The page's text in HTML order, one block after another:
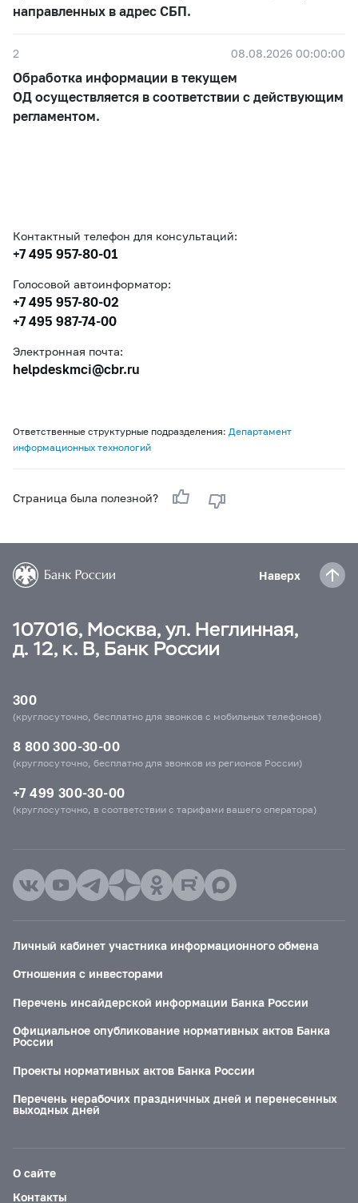
направленных в адрес СБП.
2 08.08.2026 00:00:00
Обработка информации в текущем
ОД осуществляется в соответствии с действующим
регламентом.
Контактный телефон для консультаций:
+7 495 957-80-01
Голосовой автоинформатор:
+7 495 957-80-02
+7 495 987-74-00
Электронная почта:
helpdeskmci@cbr.ru
Ответственные структурные подразделения: Департамент
информационных технологий
Страница была полезной?
Наверх
107016, Москва, ул. Неглинная,
д. 12, к. В, Банк России
300
(круглосуточно, бесплатно для звонков с мобильных телефонов)
8 800 300-30-00
(круглосуточно, бесплатно для звонков из регионов России)
+7 499 300-30-00
(круглосуточно, в соответствии с тарифами вашего оператора)
Личный кабинет участника информационного обмена
Отношения с инвесторами
Перечень инсайдерской информации Банка России
Официальное опубликование нормативных актов Банка
России
Проекты нормативных актов Банка России
Перечень нерабочих праздничных дней и перенесенных
выходных дней
О сайте
Контакты